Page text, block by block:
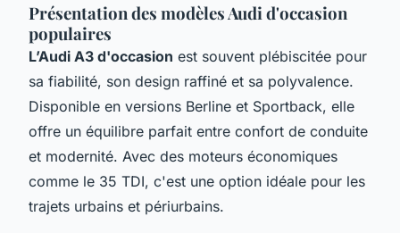
Présentation des modèles Audi d'occasion
populaires
L’Audi A3 d'occasion est souvent plébiscitée pour
sa fiabilité, son design raffiné et sa polyvalence.
Disponible en versions Berline et Sportback, elle
offre un équilibre parfait entre confort de conduite
et modernité. Avec des moteurs économiques
comme le 35 TDI, c'est une option idéale pour les
trajets urbains et périurbains.